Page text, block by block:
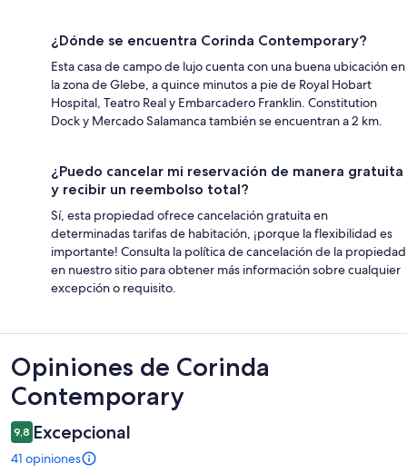
¿Dónde se encuentra Corinda Contemporary?
Esta casa de campo de lujo cuenta con una buena ubicación en
la zona de Glebe, a quince minutos a pie de Royal Hobart
Hospital, Teatro Real y Embarcadero Franklin. Constitution
Dock y Mercado Salamanca también se encuentran a 2 km.
¿Puedo cancelar mi reservación de manera gratuita
y recibir un reembolso total?
Sí, esta propiedad ofrece cancelación gratuita en
determinadas tarifas de habitación, ¡porque la flexibilidad es
importante! Consulta la política de cancelación de la propiedad
en nuestro sitio para obtener más información sobre cualquier
excepción o requisito.
Opiniones
Opiniones de Corinda
Contemporary
9,8 Excepcional
41 opiniones